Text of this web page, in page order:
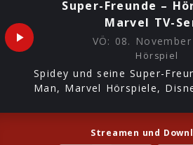
Super-Freunde –
Marvel TV-
VÖ: 08.
Hörspiel
Spidey und seine Super-
Man, Marvel Hörspiele,
Streamen und